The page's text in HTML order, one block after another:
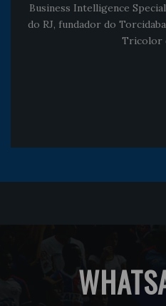
Business Intelligence
do RJ, fundador do
Tricolor